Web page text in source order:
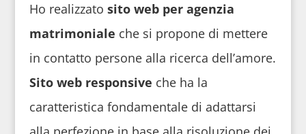
Ho realizzato sito web per agenzia
matrimoniale che si propone di mettere
in contatto persone alla ricerca dell’amore.
Sito web responsive che ha la
caratteristica fondamentale di adattarsi